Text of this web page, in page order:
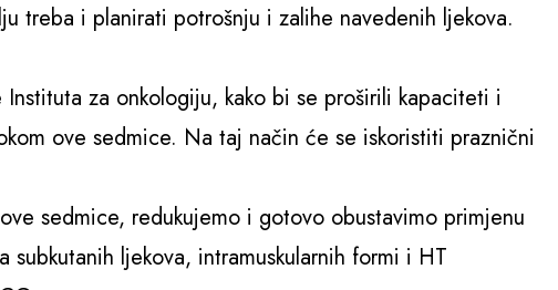
treba i planirati potrošnju i zalihe navedenih ljekova.
Instituta za onkologiju, kako bi se proširili kapaciteti i
ove sedmice. Na taj način će se iskoristiti praznični
sedmice, redukujemo i gotovo obustavimo primjenu
subkutanih ljekova, intramuskularnih formi i HT